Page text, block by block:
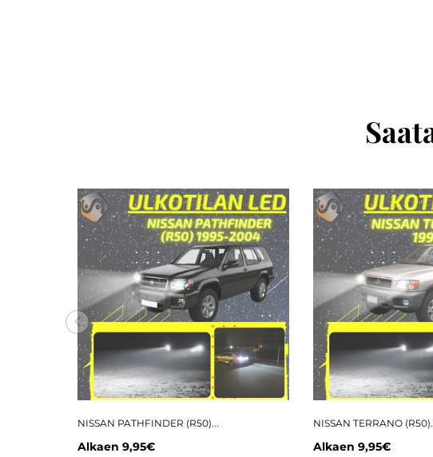
NISSAN PATHFINDER (R50)...
Alkaen 9,95€
NISSAN TERRANO
Alkaen 9,95€